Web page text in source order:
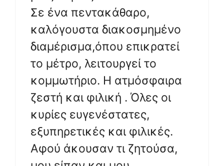
Σε ένα πεντακάθαρο,
καλόγουστα διακοσμημένο
διαμέρισμα,όπου επικρατεί
το μέτρο, λειτουργεί το
κομμωτήριο. Η ατμόσφαιρα
ζεστή και φιλική . Όλες οι
κυρίες ευγενέστατες,
εξυπηρετικές και φιλικές.
Αφού άκουσαν τι ζητούσα,